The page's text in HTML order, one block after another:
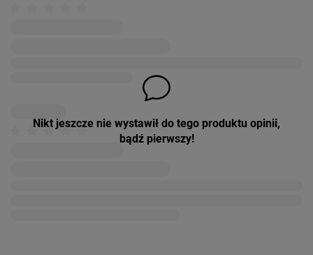
Nikt jeszcze nie wystawił do tego produktu opinii,
bądź pierwszy!